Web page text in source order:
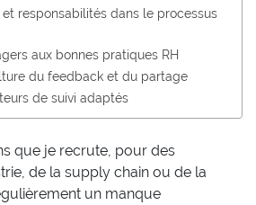
responsabilités dans le processus
aux bonnes pratiques RH
du feedback et du partage
de suivi adaptés
que je recrute, pour des
de la supply chain ou de la
un manque